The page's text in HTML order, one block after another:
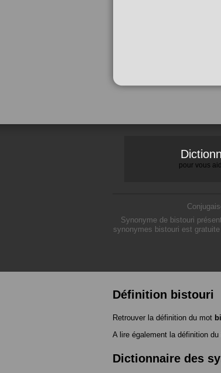
pour vous
Synonyme de bistouri
synonymes bistouri est
Définition bistouri
Retrouver la définition du mot
A lire également la définition du
Dictionnaire des